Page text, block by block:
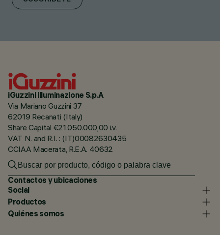
iGuzzini illuminazione S.p.A
Via Mariano Guzzini 37
62019 Recanati (Italy)
Share Capital €21.050.000,00 i.v.
VAT N. and R.I. : (IT)00082630435
CCIAA Macerata, R.E.A. 40632
Contactos y ubicaciones
Social
Productos
Quiénes somos